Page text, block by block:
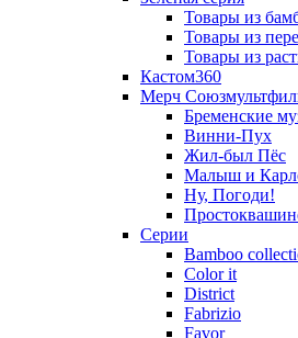
Товары из
Товары из
Товары из
Кастом360
Мерч
Бременские
Винни-Пух
Жил-был Пёс
Малыш и
Ну, Погоди!
Серии
Bamboo
Color it
District
Fabrizio
Favor